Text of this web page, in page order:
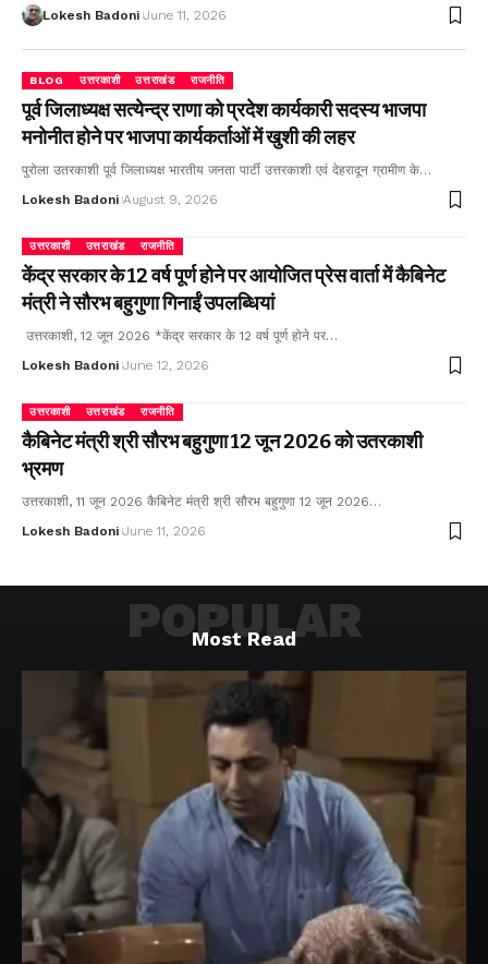
Lokesh Badoni June 11, 2026
BLOG उत्तरकाशी उत्तराखंड राजनीति
पूर्व जिलाध्यक्ष सत्येन्द्र राणा को प्रदेश कार्यकारी सदस्य भाजपा
मनोनीत होने पर भाजपा कार्यकर्ताओं में खुशी की लहर
पुरोला उतरकाशी पूर्व जिलाध्यक्ष भारतीय जनता पार्टी उत्तरकाशी एवं देहरादून ग्रामीण के…
Lokesh Badoni August 9, 2026
उत्तरकाशी उत्तराखंड राजनीति
केंद्र सरकार के 12 वर्ष पूर्ण होने पर आयोजित प्रेस वार्ता में कैबिनेट
मंत्री ने सौरभ बहुगुणा गिनाईं उपलब्धियां
उत्तरकाशी, 12 जून 2026 *केंद्र सरकार के 12 वर्ष पूर्ण होने पर…
Lokesh Badoni June 12, 2026
उत्तरकाशी उत्तराखंड राजनीति
कैबिनेट मंत्री श्री सौरभ बहुगुणा 12 जून 2026 को उतरकाशी
भ्रमण
उत्तरकाशी, 11 जून 2026 कैबिनेट मंत्री श्री सौरभ बहुगुणा 12 जून 2026…
Lokesh Badoni June 11, 2026
Most Read
POPULAR